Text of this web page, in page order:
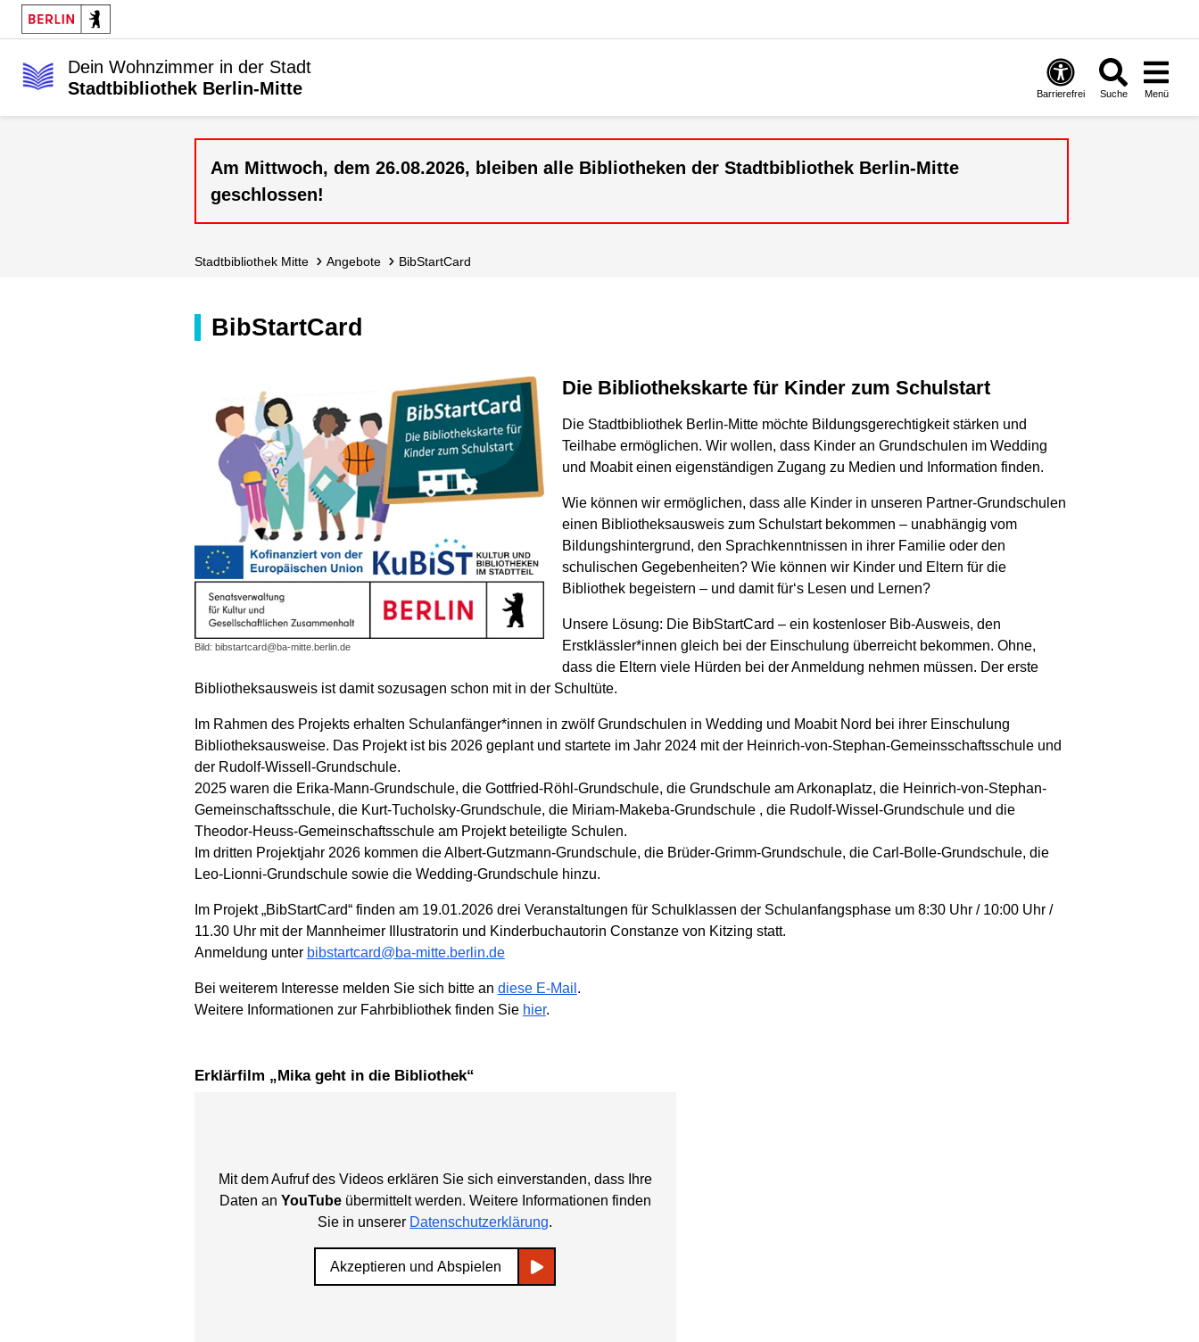
Dein Wohnzimmer in der Stadt
Stadtbibliothek Berlin-Mitte
Barrierefrei Suche Menü
Am Mittwoch, dem 26.08.2026, bleiben alle Bibliotheken der Stadtbibliothek Berlin-Mitte
geschlossen!
Stadt­bibliothek Mitte Angebote BibStartCard
BibStartCard
Bild: bibstartcard@ba-mitte.berlin.de
Die Bibliothekskarte für Kinder zum Schulstart
Die Stadtbibliothek Berlin-Mitte möchte Bildungsgerechtigkeit stärken und
Teilhabe ermöglichen. Wir wollen, dass Kinder an Grundschulen im Wedding
und Moabit einen eigenständigen Zugang zu Medien und Information finden.
Wie können wir ermöglichen, dass alle Kinder in unseren Partner-Grundschulen
einen Bibliotheksausweis zum Schulstart bekommen – unabhängig vom
Bildungshintergrund, den Sprachkenntnissen in ihrer Familie oder den
schulischen Gegebenheiten? Wie können wir Kinder und Eltern für die
Bibliothek begeistern – und damit für‘s Lesen und Lernen?
Unsere Lösung: Die BibStartCard – ein kostenloser Bib-Ausweis, den
Erstklässler*innen gleich bei der Einschulung überreicht bekommen. Ohne,
dass die Eltern viele Hürden bei der Anmeldung nehmen müssen. Der erste
Bibliotheksausweis ist damit sozusagen schon mit in der Schultüte.
Im Rahmen des Projekts erhalten Schulanfänger*innen in zwölf Grundschulen in Wedding und Moabit Nord bei ihrer Einschulung
Bibliotheksausweise. Das Projekt ist bis 2026 geplant und startete im Jahr 2024 mit der Heinrich-von-Stephan-Gemeinsschaftsschule und
der Rudolf-Wissell-Grundschule.
2025 waren die Erika-Mann-Grundschule, die Gottfried-Röhl-Grundschule, die Grundschule am Arkonaplatz, die Heinrich-von-Stephan-
Gemeinschaftsschule, die Kurt-Tucholsky-Grundschule, die Miriam-Makeba-Grundschule , die Rudolf-Wissel-Grundschule und die
Theodor-Heuss-Gemeinschaftsschule am Projekt beteiligte Schulen.
Im dritten Projektjahr 2026 kommen die Albert-Gutzmann-Grundschule, die Brüder-Grimm-Grundschule, die Carl-Bolle-Grundschule, die
Leo-Lionni-Grundschule sowie die Wedding-Grundschule hinzu.
Im Projekt „BibStartCard“ finden am 19.01.2026 drei Veranstaltungen für Schulklassen der Schulanfangsphase um 8:30 Uhr / 10:00 Uhr /
11.30 Uhr mit der Mannheimer Illustratorin und Kinderbuchautorin Constanze von Kitzing statt.
Anmeldung unter bibstartcard@ba-mitte.berlin.de
Bei weiterem Interesse melden Sie sich bitte an diese E-Mail .
Weitere Informationen zur Fahrbibliothek finden Sie hier.
Erklärfilm „Mika geht in die Bibliothek“
Mit dem Aufruf des Videos erklären Sie sich einverstanden, dass Ihre
Daten an YouTubeübermittelt werden. Weitere Informationen finden
Sie in unserer Datenschutzerklärung.
Akzeptieren und Abspielen